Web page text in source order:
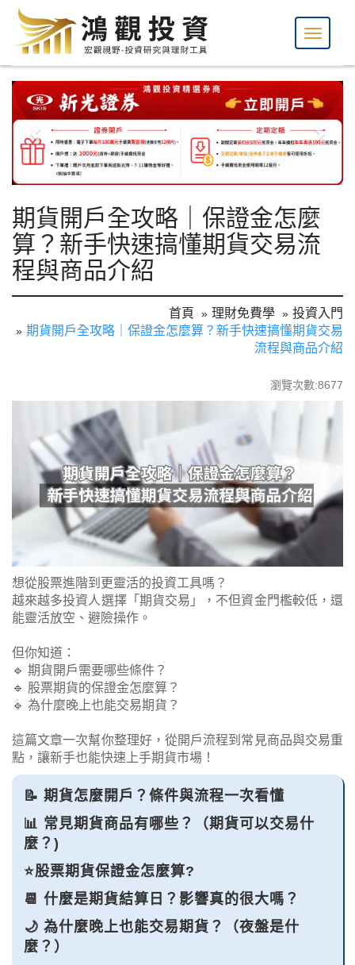
期貨開戶全攻略｜保證金怎麼
算？新手快速搞懂期貨交易流
程與商品介紹
首頁 理財免費學
投資入門
期貨開戶全攻略｜保證金怎麼算？新手快速搞懂期貨交易
流程與商品介紹
瀏覽次數:8677
想從股票進階到更靈活的投資工具嗎？
越來越多投資人選擇「期貨交易」，不但資金門檻較低，還
能靈活放空、避險操作。
但你知道：
🔹 期貨開戶需要哪些條件？
🔹 股票期貨的保證金怎麼算？
🔹 為什麼晚上也能交易期貨？
這篇文章一次幫你整理好，從開戶流程到常見商品與交易重
點，讓新手也能快速上手期貨市場！
📝 期貨怎麼開戶？條件與流程一次看懂
📊 常見期貨商品有哪些？（期貨可以交易什
麼？)
⭐股票期貨保證金怎麼算?
📆 什麼是期貨結算日？影響真的很大嗎？
🌙 為什麼晚上也能交易期貨？（夜盤是什
麼？）